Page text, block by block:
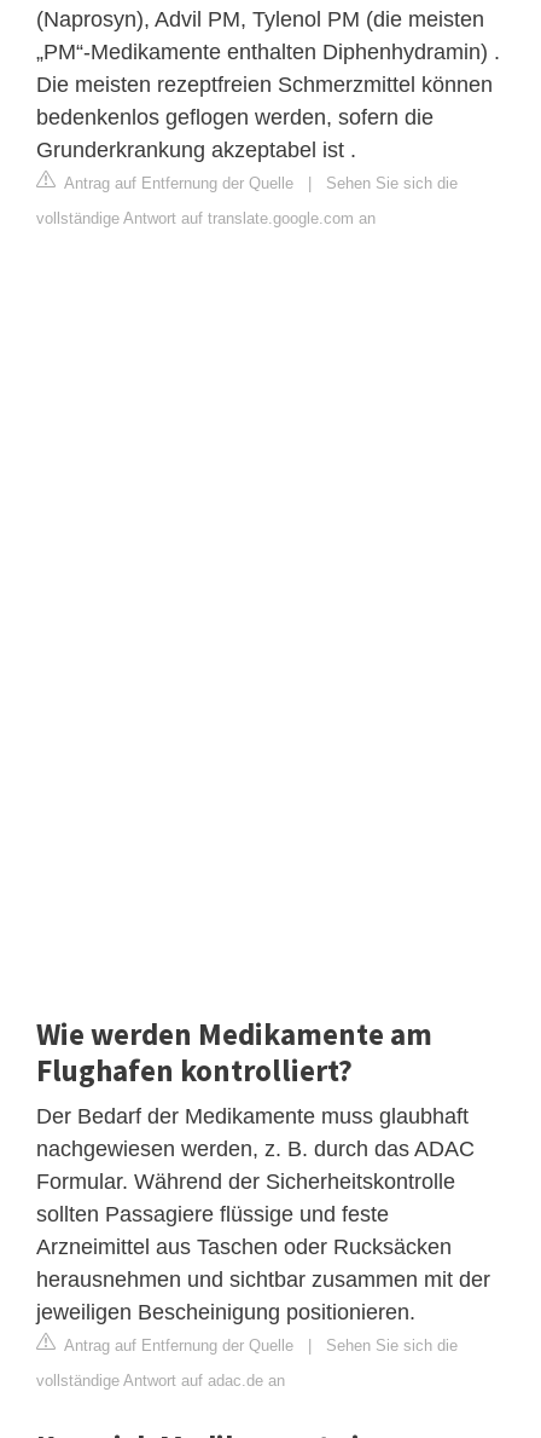
(Naprosyn), Advil PM, Tylenol PM (die meisten
„PM“-Medikamente enthalten Diphenhydramin) .
Die meisten rezeptfreien Schmerzmittel können
bedenkenlos geflogen werden, sofern die
Grunderkrankung akzeptabel ist .
Antrag auf Entfernung der Quelle | Sehen Sie sich die
vollständige Antwort auf translate.google.com an
Wie werden Medikamente am
Flughafen kontrolliert?
Der Bedarf der Medikamente muss glaubhaft
nachgewiesen werden, z. B. durch das ADAC
Formular. Während der Sicherheitskontrolle
sollten Passagiere flüssige und feste
Arzneimittel aus Taschen oder Rucksäcken
herausnehmen und sichtbar zusammen mit der
jeweiligen Bescheinigung positionieren.
Antrag auf Entfernung der Quelle | Sehen Sie sich die
vollständige Antwort auf adac.de an